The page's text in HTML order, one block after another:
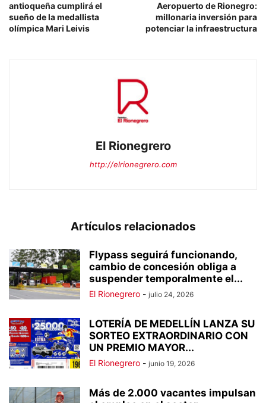
antioqueña cumplirá el
sueño de la medallista
olímpica Mari Leivis
Aeropuerto de Rionegro:
millonaria inversión para
potenciar la infraestructura
El Rionegrero
http://elrionegrero.com
Artículos relacionados
Flypass seguirá funcionando,
cambio de concesión obliga a
suspender temporalmente el...
El Rionegrero - julio 24, 2026
LOTERÍA DE MEDELLÍN LANZA SU
SORTEO EXTRAORDINARIO CON
UN PREMIO MAYOR...
El Rionegrero - junio 19, 2026
Más de 2.000 vacantes impulsan